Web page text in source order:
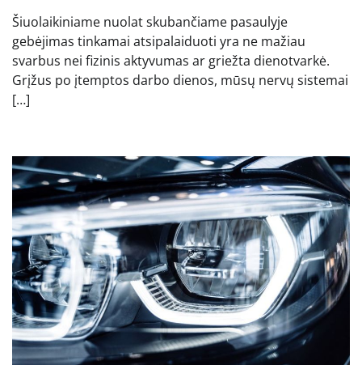
Šiuolaikiniame nuolat skubančiame pasaulyje
gebėjimas tinkamai atsipalaiduoti yra ne mažiau
svarbus nei fizinis aktyvumas ar griežta dienotvarkė.
Grįžus po įtemptos darbo dienos, mūsų nervų sistemai
[…]